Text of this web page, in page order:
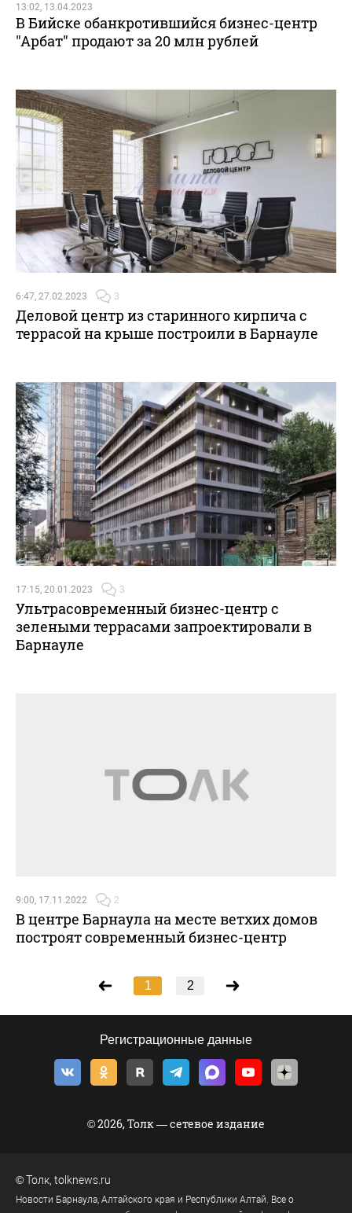
13:02, 13.04.2023
В Бийске обанкротившийся бизнес-центр
"Арбат" продают за 20 млн рублей
6:47, 27.02.2023 3
Деловой центр из старинного кирпича с
террасой на крыше построили в Барнауле
17:15, 20.01.2023 3
Ультрасовременный бизнес-центр с
зелеными террасами запроектировали в
Барнауле
9:00, 17.11.2022 2
В центре Барнаула на месте ветхих домов
построят современный бизнес-центр
1 2
Регистрационные данные
© 2026, Толк — сетевое издание
©Толк tolknews.ru
Новости Барнаула, Алтайского края и Республики Алтай. Все о